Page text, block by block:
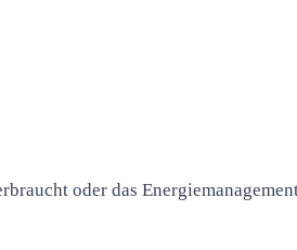
oder das